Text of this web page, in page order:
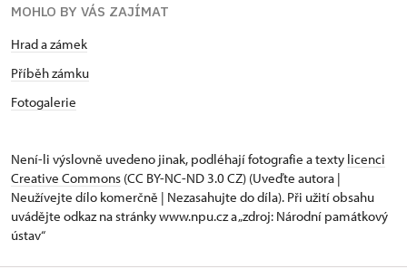
MOHLO BY VÁS ZAJÍMAT
Hrad a zámek
Příběh zámku
Fotogalerie
Není-li výslovně uvedeno jinak, podléhají fotografie a texty licenci
Creative Commons (CC BY-NC-ND 3.0 CZ) (Uveďte autora |
Neužívejte dílo komerčně | Nezasahujte do díla). Při užití obsahu
uvádějte odkaz na stránky www.npu.cz a „zdroj: Národní památkový
ústav“